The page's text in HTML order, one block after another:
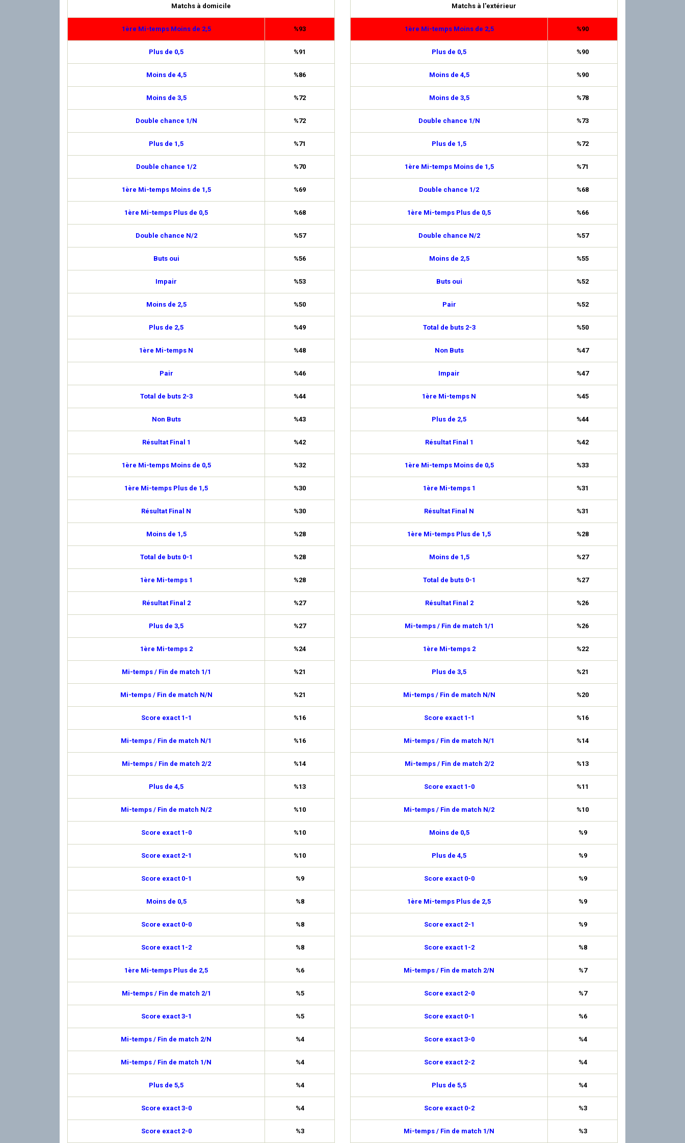
Matchs à domicile
1ère Mi-temps Moins de 2,5 %93
Plus de 0,5 %91
Moins de 4,5 %86
Moins de 3,5 %72
Double chance 1/N %72
Plus de 1,5 %71
Double chance 1/2 %70
1ère Mi-temps Moins de 1,5 %69
1ère Mi-temps Plus de 0,5 %68
Double chance N/2 %57
Buts oui %56
Impair %53
Moins de 2,5 %50
Plus de 2,5 %49
1ère Mi-temps N %48
Pair %46
Total de buts 2-3 %44
Non Buts %43
Résultat Final 1 %42
1ère Mi-temps Moins de 0,5 %32
1ère Mi-temps Plus de 1,5 %30
Résultat Final N %30
Moins de 1,5 %28
Total de buts 0-1 %28
1ère Mi-temps 1 %28
Résultat Final 2 %27
Plus de 3,5 %27
1ère Mi-temps 2 %24
Mi-temps / Fin de match 1/1 %21
Mi-temps / Fin de match N/N %21
Score exact 1-1 %16
Mi-temps / Fin de match N/1 %16
Mi-temps / Fin de match 2/2 %14
Plus de 4,5 %13
Mi-temps / Fin de match N/2 %10
Score exact 1-0 %10
Score exact 2-1 %10
Score exact 0-1 %9
Moins de 0,5 %8
Score exact 0-0 %8
Score exact 1-2 %8
1ère Mi-temps Plus de 2,5 %6
Mi-temps / Fin de match 2/1 %5
Score exact 3-1 %5
Mi-temps / Fin de match 2/N %4
Mi-temps / Fin de match 1/N %4
Plus de 5,5 %4
Score exact 3-0 %4
Score exact 2-0 %3
Matchs à l'extérieur
1ère Mi-temps Moins de 2,5 %90
Plus de 0,5 %90
Moins de 4,5 %90
Moins de 3,5 %78
Double chance 1/N %73
Plus de 1,5 %72
1ère Mi-temps Moins de 1,5 %71
Double chance 1/2 %68
1ère Mi-temps Plus de 0,5 %66
Double chance N/2 %57
Moins de 2,5 %55
Buts oui %52
Pair %52
Total de buts 2-3 %50
Non Buts %47
Impair %47
1ère Mi-temps N %45
Plus de 2,5 %44
Résultat Final 1 %42
1ère Mi-temps Moins de 0,5 %33
1ère Mi-temps 1 %31
Résultat Final N %31
1ère Mi-temps Plus de 1,5 %28
Moins de 1,5 %27
Total de buts 0-1 %27
Résultat Final 2 %26
Mi-temps / Fin de match 1/1 %26
1ère Mi-temps 2 %22
Plus de 3,5 %21
Mi-temps / Fin de match N/N %20
Score exact 1-1 %16
Mi-temps / Fin de match N/1 %14
Mi-temps / Fin de match 2/2 %13
Score exact 1-0 %11
Mi-temps / Fin de match N/2 %10
Moins de 0,5 %9
Plus de 4,5 %9
Score exact 0-0 %9
1ère Mi-temps Plus de 2,5 %9
Score exact 2-1 %9
Score exact 1-2 %8
Mi-temps / Fin de match 2/N %7
Score exact 2-0 %7
Score exact 0-1 %6
Score exact 3-0 %4
Score exact 2-2 %4
Plus de 5,5 %4
Score exact 0-2 %3
Mi-temps / Fin de match 1/N %3